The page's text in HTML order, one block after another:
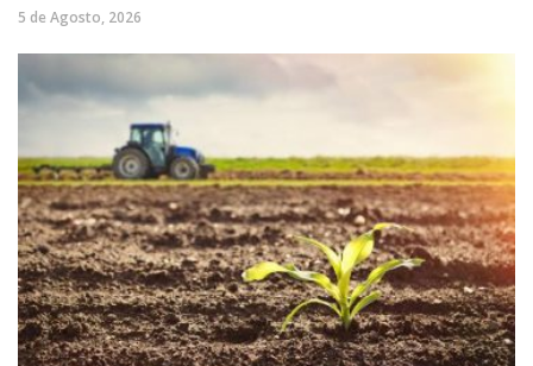
5 de Agosto, 2026